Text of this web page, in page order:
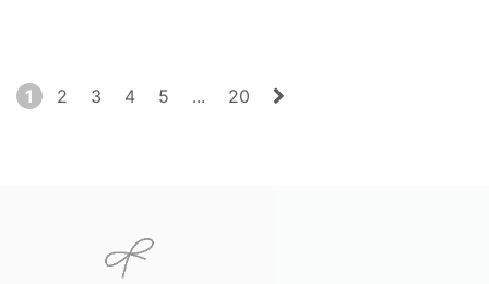
1 2 3 4 5 ... 20